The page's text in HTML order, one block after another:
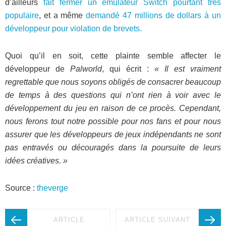
d’ailleurs fait fermer un émulateur Switch pourtant très
populaire, et a mêmedemandé 47 millions de dollars à un
développeur pour violation de brevets.
Quoi qu’il en soit, cette plainte semble affecter le
développeur de Palworld, qui écrit : « Il est vraiment
regrettable que nous soyons obligés de consacrer beaucoup
de temps à des questions qui n’ont rien à voir avec le
développement du jeu en raison de ce procès. Cependant,
nous ferons tout notre possible pour nos fans et pour nous
assurer que les développeurs de jeux indépendants ne sont
pas entravés ou découragés dans la poursuite de leurs
idées créatives. »
Source : theverge
ARTICLE
ARTICLE SUIVANT